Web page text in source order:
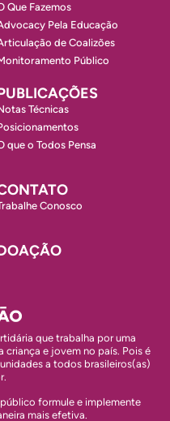
Que Fazemos
Pela Educação
de Coalizões
Público
Técnicas
que o Todos Pensa
Conosco
que trabalha por uma
e jovem no país. Pois é
a todos brasileiros(as)
formule e implemente
mais efetiva.